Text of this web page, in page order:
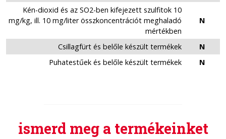
Kén-dioxid és az SO2-ben kifejezett szulfitok 10
mg/kg, ill. 10 mg/liter összkoncentrációt meghaladó
mértékben
N
Csillagfürt és belőle készült termékek
N
Puhatestűek és belőle készült termékek
N
ismerd meg a termékeinket